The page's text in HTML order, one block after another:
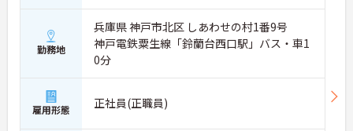
勤務地
兵庫県 神戸市北区 しあわせの村1番9号
神戸電鉄粟生線「鈴蘭台西口駅」バス・車1
0分
雇用形態 正社員(正職員)